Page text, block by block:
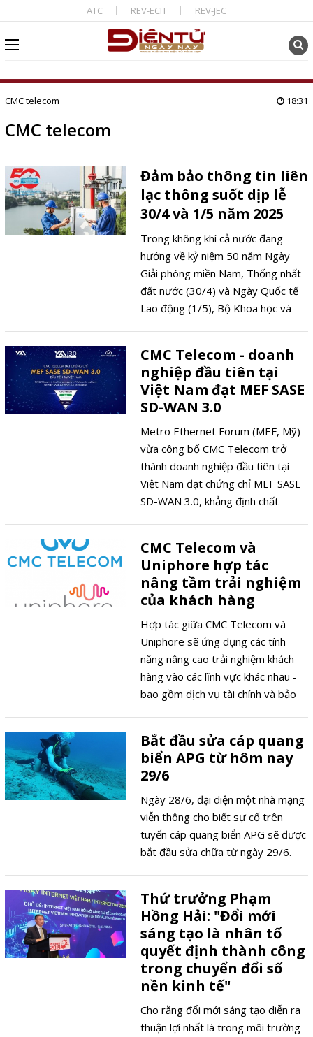
ATC REV-ECIT REV-JEC
CMC telecom 18:31
CMC telecom
Đảm bảo thông tin liên
lạc thông suốt dịp lễ
30/4 và 1/5 năm 2025
Trong không khí cả nước đang
hướng về kỷ niệm 50 năm Ngày
Giải phóng miền Nam, Thống nhất
đất nước (30/4) và Ngày Quốc tế
Lao động (1/5), Bộ Khoa học và
18/4/2025, yêu cầu các doanh
nghiệp viễn thông đảm bảo dịch vụ
thông tin liên lạc thông suốt.
CMC Telecom - doanh
nghiệp đầu tiên tại
Việt Nam đạt MEF SASE
SD-WAN 3.0
Metro Ethernet Forum (MEF, Mỹ)
vừa công bố CMC Telecom trở
thành doanh nghiệp đầu tiên tại
Việt Nam đạt chứng chỉ MEF SASE
SD-WAN 3.0, khẳng định chất
mật và tích hợp đa nền tảng.
CMC Telecom và
Uniphore hợp tác
nâng tầm trải nghiệm
của khách hàng
Hợp tác giữa CMC Telecom và
Uniphore sẽ ứng dụng các tính
năng nâng cao trải nghiệm khách
hàng vào các lĩnh vực khác nhau -
bao gồm dịch vụ tài chính và bảo
nhằm giúp doanh nghiệp nhận ra
giá trị đầy đủ của các cuộc đàm
thoại và xây dựng mối quan hệ bền
vững, có ý nghĩa với khách hàng
của họ.
Bắt đầu sửa cáp quang
biển APG từ hôm nay
29/6
Ngày 28/6, đại diện một nhà mạng
viễn thông cho biết sự cố trên
tuyến cáp quang biển APG sẽ được
bắt đầu sửa chữa từ ngày 29/6.
Thứ trưởng Phạm
Hồng Hải: "Đổi mới
sáng tạo là nhân tố
quyết định thành công
trong chuyển đổi số
nền kinh tế"
Cho rằng đổi mới sáng tạo diễn ra
thuận lợi nhất là trong môi trường